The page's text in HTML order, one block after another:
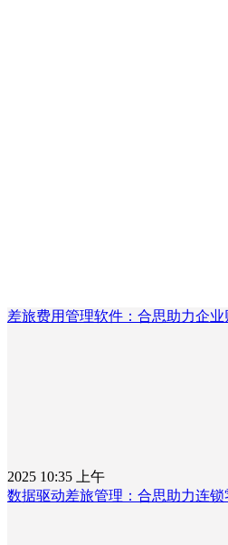
差旅费用管理软件：合思助力企
2025 10:35 上午
数据驱动差旅管理：合思助力连